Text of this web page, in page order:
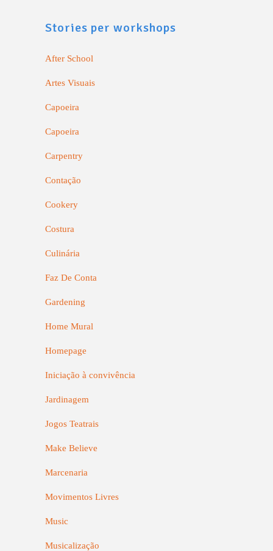
Stories per workshops
After School
Artes Visuais
Capoeira
Capoeira
Carpentry
Contação
Cookery
Costura
Culinária
Faz De Conta
Gardening
Home Mural
Homepage
Iniciação à convivência
Jardinagem
Jogos Teatrais
Make Believe
Marcenaria
Movimentos Livres
Music
Musicalização